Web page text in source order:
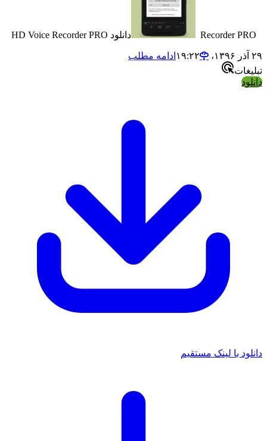
Recorder دانلود HD Voice Recorder PRO
ادامه مطلب
با لینک مستقیم